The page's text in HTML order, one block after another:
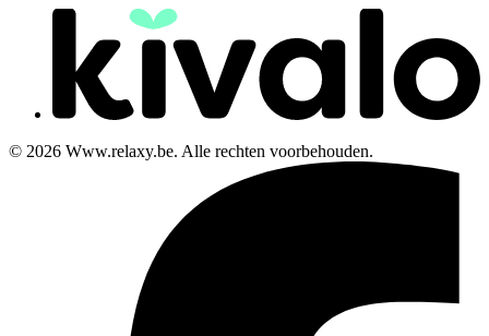
© 2026 Www.relaxy.be. Alle rechten voorbehouden.